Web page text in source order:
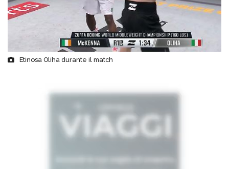
Etinosa Oliha durante il match